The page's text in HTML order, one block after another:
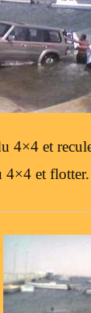
4×4 et
4×4 et flotter.